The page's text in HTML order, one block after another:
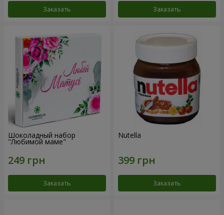
Заказать Заказать
Шоколадный набор
"Любимой маме"
Заказать
Nutella
Заказать